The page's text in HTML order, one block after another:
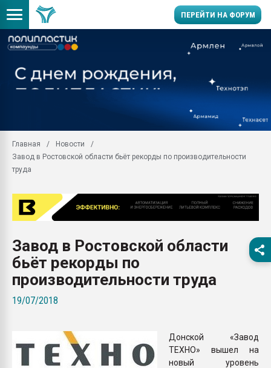
ПЕРЕЙТИ НА ФОРУМ
заводу пластмасс"
28.07.2026
первый план в
28.07.2026
ситуацией на
Всё, что касается
Главная
Новости
Завод в Ростовской области бьёт рекорды по производительности
труда
Завод в Ростовской области
бьёт рекорды по
производительности труда
19/07/2018
Донской «Завод
ТЕХНО» вышел на
новый уровень